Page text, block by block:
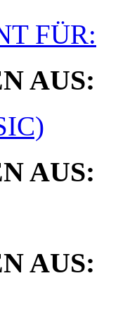
FÜR:
AUS:
AUS:
AUS: